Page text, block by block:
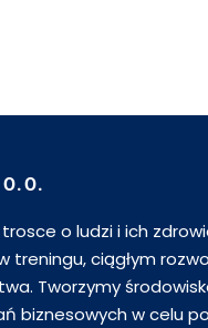
o ludzi i ich
treningu, ciągłym
Tworzymy
biznesowych w celu